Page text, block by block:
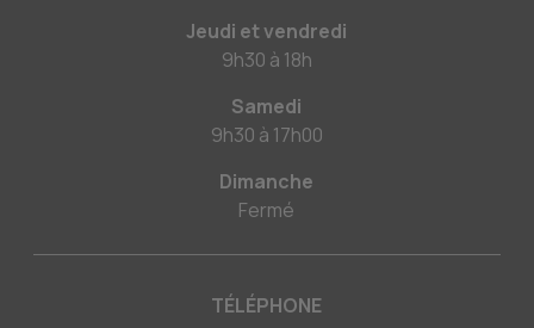
Jeudi et vendredi
9h30 à 18h
Samedi
9h30 à 17h00
Dimanche
Fermé
TÉLÉPHONE